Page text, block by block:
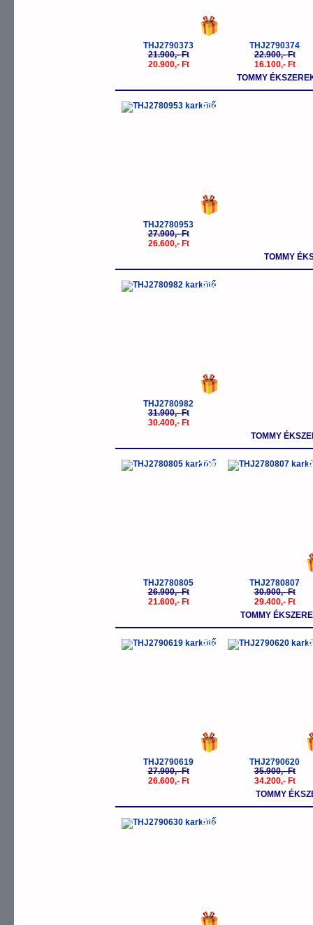
THJ2790373
21.900,- Ft
20.900,- Ft
THJ2790374
22.900,- Ft
16.100,- Ft
TOMMY
-5%
THJ2780953
27.900,- Ft
26.600,- Ft
TOMMY
-5%
THJ2780982
31.900,- Ft
30.400,- Ft
TOMMY
-20%
THJ2780805
26.900,- Ft
21.600,- Ft
-
THJ2780807
30.900,- Ft
29.400,- Ft
TOMMY
-5%
THJ2790619
27.900,- Ft
26.600,- Ft
-
THJ2790620
35.900,- Ft
34.200,- Ft
TOMMY
-5%